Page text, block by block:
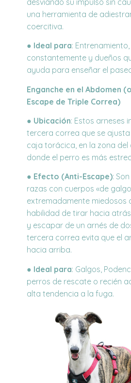
una herramienta de
coercitiva.
● Ideal para:
constantemente y dueños
ayuda para enseñar el
Enganche en el Abdomen
Escape de Triple Correa)
● Ubicación: Estos arneses
tercera correa que se
caja torácica, en la zona del
donde el perro es más
● Efecto (Anti-Escape):
razas con cuerpos «de
extremadamente miedosos
habilidad de tirar hacia
y escapar de un arnés de
tercera correa evita que el
hacia arriba.
● Ideal para: Galgos,
perros de rescate o recién
alta tendencia a la fuga.